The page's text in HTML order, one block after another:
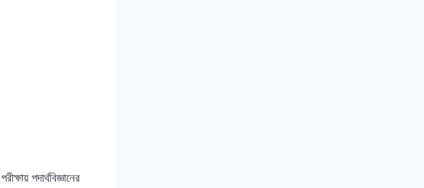
পদার্থবিজ্ঞানের